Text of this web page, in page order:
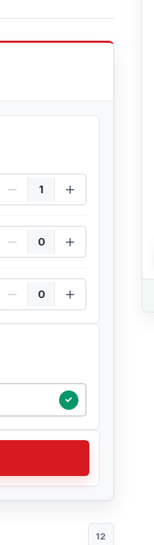
Взрослый Количество
Дети Количество
Дети Количество
12